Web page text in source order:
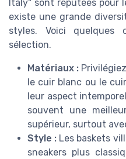
Italy" sont réputées pour
existe une grande
styles. Voici quelques
sélection.
Matériaux :
le cuir blanc ou le
leur aspect
souvent une
supérieur, surtout
Style : Les baskets
sneakers plus